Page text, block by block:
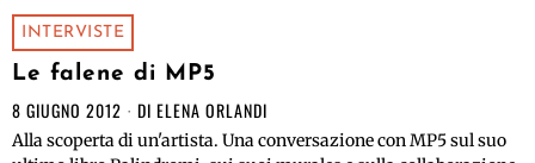
INTERVISTE
Le falene di MP5
8 GIUGNO 2012 DI ELENA ORLANDI
Alla scoperta di un'artista. Una conversazione con MP5 sul suo